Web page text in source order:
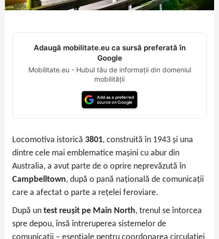
Adaugă mobilitate.eu ca sursă preferată în
Google
Mobilitate.eu - Hubul tău de informații din domeniul
mobilității
Locomotiva istorică 3801, construită în 1943 și una
dintre cele mai emblematice mașini cu abur din
Australia, a avut parte de o oprire neprevăzută în
Campbelltown, după o pană națională de comunicații
care a afectat o parte a rețelei feroviare.
După un test reușit pe Main North, trenul se întorcea
spre depou, însă întreruperea sistemelor de
comunicații – esențiale pentru coordonarea circulației